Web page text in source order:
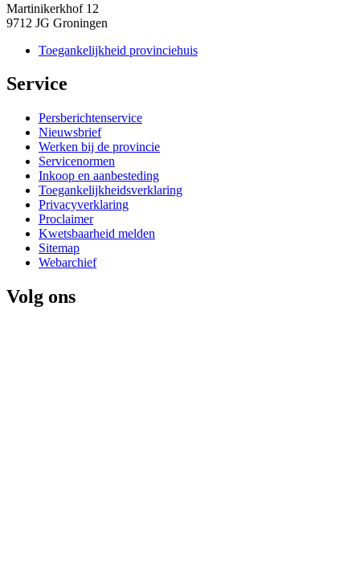
Martinikerkhof 12
9712 JG Groningen
Toegankelijkheid provinciehuis
Service
Persberichtenservice
Nieuwsbrief
Werken bij de provincie
Servicenormen
Inkoop en aanbesteding
Toegankelijkheidsverklaring
Privacyverklaring
Proclaimer
Kwetsbaarheid melden
Sitemap
Webarchief
Volg ons